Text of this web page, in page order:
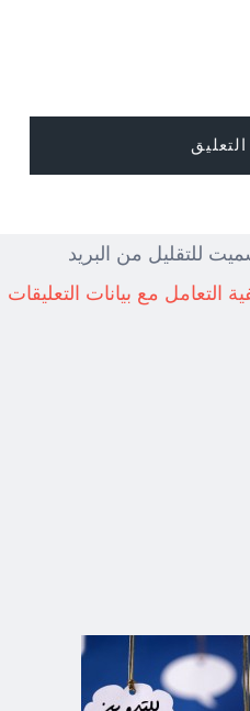
للتقليل من البريد
التعامل مع بيانات التعليقات